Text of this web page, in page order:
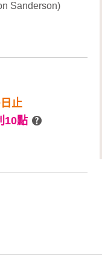
Sanderson)
止
10點